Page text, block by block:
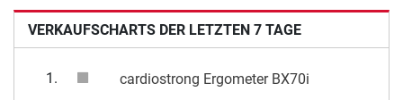
VERKAUFSCHARTS DER LETZTEN 7 TAGE
1.
cardiostrong Ergometer BX70i